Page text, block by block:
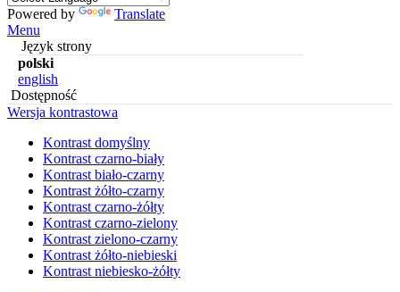
Powered by
Translate
Menu
Język strony
polski
english
Dostępność
Wersja kontrastowa
Kontrast domyślny
Kontrast czarno-biały
Kontrast biało-czarny
Kontrast żółto-czarny
Kontrast czarno-żółty
Kontrast czarno-zielony
Kontrast zielono-czarny
Kontrast żółto-niebieski
Kontrast niebiesko-żółty